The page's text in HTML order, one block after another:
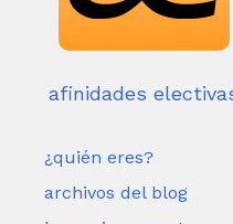
afinidades
¿quién eres?
archivos del blog